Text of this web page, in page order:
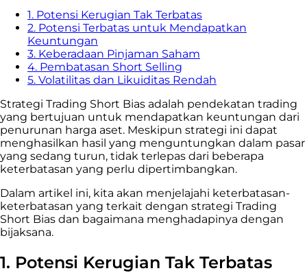
1. Potensi Kerugian Tak Terbatas
2. Potensi Terbatas untuk Mendapatkan
Keuntungan
3. Keberadaan Pinjaman Saham
4. Pembatasan Short Selling
5. Volatilitas dan Likuiditas Rendah
Strategi Trading Short Bias adalah pendekatan trading
yang bertujuan untuk mendapatkan keuntungan dari
penurunan harga aset. Meskipun strategi ini dapat
menghasilkan hasil yang menguntungkan dalam pasar
yang sedang turun, tidak terlepas dari beberapa
keterbatasan yang perlu dipertimbangkan.
Dalam artikel ini, kita akan menjelajahi keterbatasan-
keterbatasan yang terkait dengan strategi Trading
Short Bias dan bagaimana menghadapinya dengan
bijaksana.
1. Potensi Kerugian Tak Terbatas